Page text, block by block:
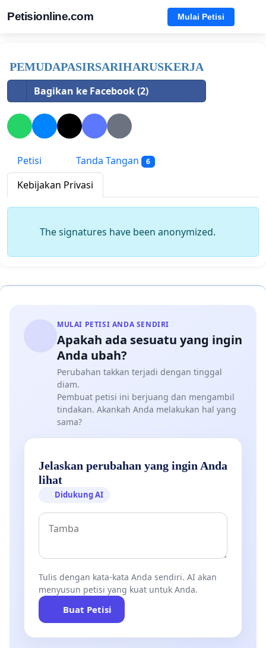
Petisionline.com Mulai Petisi
PEMUDAPASIRSARIHARUSKERJA
Bagikan ke Facebook (2)
Petisi Tanda Tangan 6
Kebijakan Privasi
The signatures have been anonymized.
MULAI PETISI ANDA SENDIRI
Apakah ada sesuatu yang ingin
Anda ubah?
Perubahan takkan terjadi dengan tinggal
diam.
Pembuat petisi ini berjuang dan mengambil
tindakan. Akankah Anda melakukan hal yang
sama?
Jelaskan perubahan yang ingin Anda
lihat
Didukung AI
Tulis dengan kata-kata Anda sendiri. AI akan
menyusun petisi yang kuat untuk Anda.
Buat Petisi